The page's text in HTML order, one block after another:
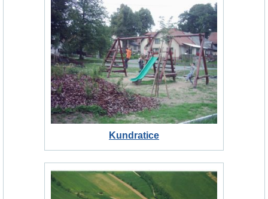
Kundratice